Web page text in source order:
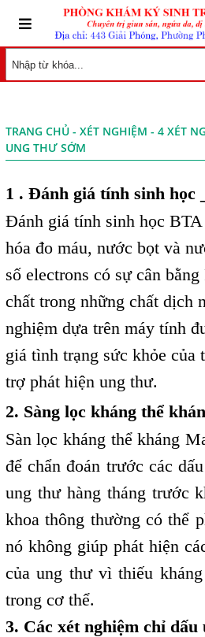
TRANG CHỦ- XÉT NGHIỆM - 4 XÉT
UNG THƯ SỚM
1 . Đánh giá tính sinh học
Đánh giá tính sinh học
hóa đo máu, nước bọt và
số electrons có sự cân
chất trong những chất dịch
nghiệm dựa trên máy tính
giá tình trạng sức khỏe của
trợ phát hiện ung thư.
2. Sàng lọc kháng thể
Sàn lọc kháng thể kháng
để chẩn đoán trước các
ung thư hàng tháng trước
khoa thông thường có thể
nó không giúp phát hiện
của ung thư vì thiếu
trong cơ thể.
3. Các xét nghiệm chỉ dấu